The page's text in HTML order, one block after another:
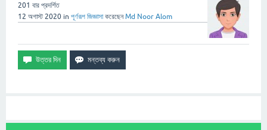
201 বার প্রদর্শিত
12 অগাস্ট 2020 in পূর্ণরূপ জিজ্ঞাসা করেছেনMd Noor Alom